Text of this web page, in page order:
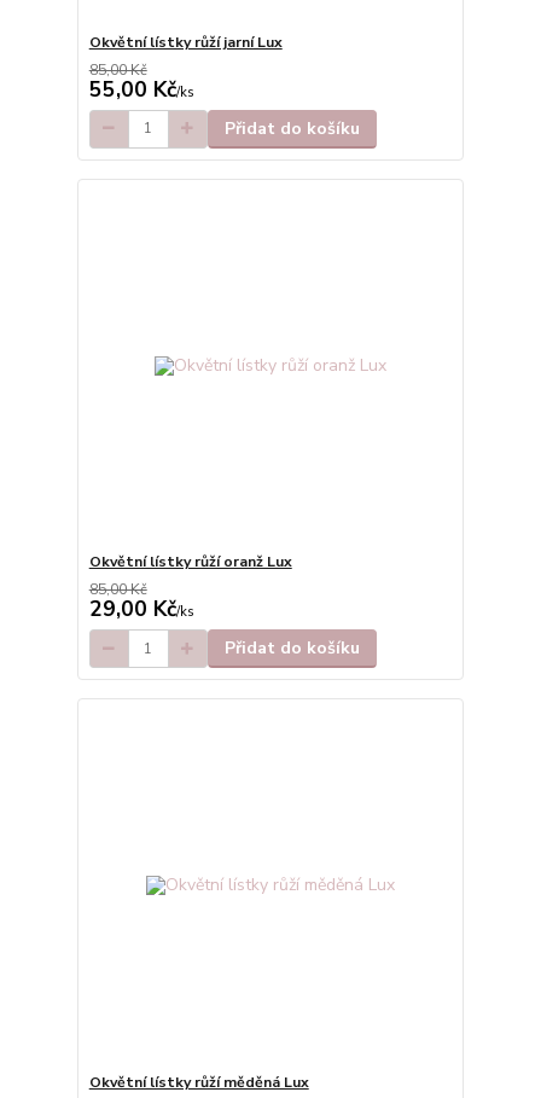
Okvětní lístky růží jarní Lux
85,00 Kč
55,00 Kč/ks
Přidat do košíku
Okvětní lístky růží oranž Lux
85,00 Kč
29,00 Kč/ks
Přidat do košíku
Okvětní lístky růží měděná Lux